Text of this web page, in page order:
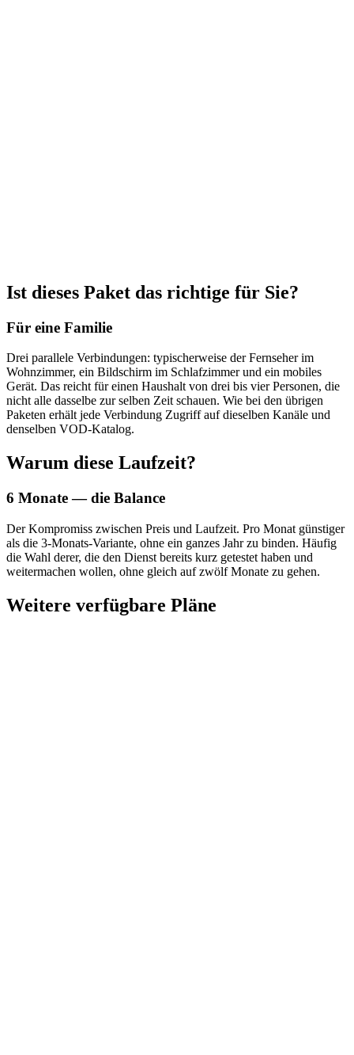
Ist dieses Paket das richtige für Sie?
Für eine Familie
Drei parallele Verbindungen: typischerweise der Fernseher im
Wohnzimmer, ein Bildschirm im Schlafzimmer und ein mobiles
Gerät. Das reicht für einen Haushalt von drei bis vier Personen, die
nicht alle dasselbe zur selben Zeit schauen. Wie bei den übrigen
Paketen erhält jede Verbindung Zugriff auf dieselben Kanäle und
denselben VOD-Katalog.
Warum diese Laufzeit?
6 Monate — die Balance
Der Kompromiss zwischen Preis und Laufzeit. Pro Monat günstiger
als die 3-Monats-Variante, ohne ein ganzes Jahr zu binden. Häufig
die Wahl derer, die den Dienst bereits kurz getestet haben und
weitermachen wollen, ohne gleich auf zwölf Monate zu gehen.
Weitere verfügbare Pläne